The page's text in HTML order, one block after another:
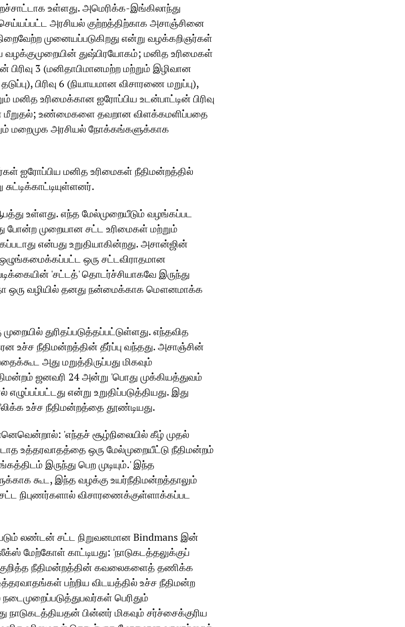
உள்ளது. அமெரிக்க-இங்கிலாந்து
அரசியல் குற்றத்திற்காக அசாஞ்சினை
முனையப்படுகிறது என்று வழக்கறிஞர்கள்
வழக்குமுறையின் துஷ்பிரயோகம்; மனித உரிமைகள்
3 (மனிதாபிமானமற்ற மற்றும் இழிவான
பிரிவு 6 (நியாயமான விசாரணை மறுப்பு),
மனித உரிமைக்கான ஐரோப்பிய உடன்பாட்டின் பிரிவு
மீறுதல்; உண்மைகளை தவறான விளக்கமளிப்பதை
மறைமுக அரசியல் நோக்கங்களுக்காக
ஐரோப்பிய மனித உரிமைகள் நீதிமன்றத்தில்
உள்ளது. எந்த மேல்முறையீடும் வழங்கப்பட
போன்ற முறையான சட்ட உரிமைகள் மற்றும்
என்பது உறுதியாகின்றது. அசான்ஜின்
ஒரு சட்டவிராதமான
'சட்டத்' தொடர்ச்சியாகவே இருந்து
ஒரு வழியில் தனது நன்மைக்காக மௌனமாக்க
துரிதப்படுத்தப்பட்டுள்ளது. எந்தவித
உச்ச நீதிமன்றத்தின் தீர்ப்பு வந்தது. அசாஞ்சின்
அது மறுத்திருப்பது மிகவும்
ஜனவரி 24 அன்று 'பொது முக்கியத்துவம்
என்று உறுதிப்படுத்தியது. இது
உச்ச நீதிமன்றத்தை தூண்டியது.
'எந்தச் சூழ்நிலையில் கீழ் முதல்
உத்தரவாதத்தை ஒரு மேல்முறையீட்டு நீதிமன்றம்
இருந்து பெற முடியும்.' இந்த
கூட, இந்த வழக்கு உயர்நீதிமன்றத்தாலும்
நிபுணர்களால் விசாரணைக்குள்ளாக்கப்பட
லண்டன் சட்ட நிறுவனமான Bindmans இன்
மேற்கோள் காட்டியது: 'நாடுகடத்தலுக்குப்
நீதிமன்றத்தின் கவலைகளைத் தணிக்க
பற்றிய விடயத்தில் உச்ச நீதிமன்ற
பெரிதும்
பின்னர் மிகவும் சர்ச்சைக்குரிய